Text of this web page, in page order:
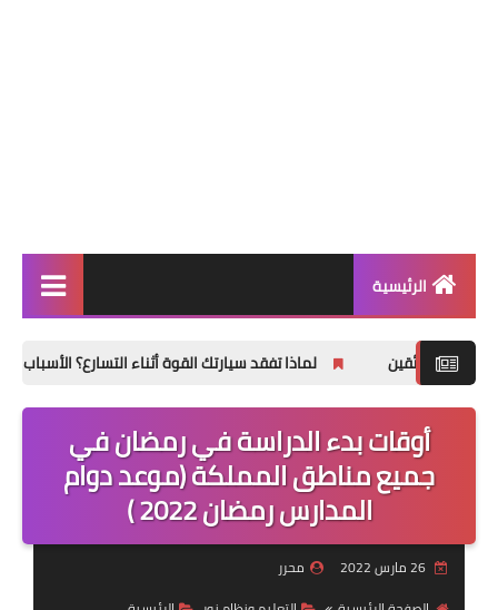
الرئيسية
ترند مصر
تطبيقات وتكنولوجيا
خدمات منصة أبشر
لماذا تفقد سيارتك القوة أثناء التسارع؟ الأسباب الأكثر شيوعًا
أوقات بدء الدراسة في رمضان في
جميع مناطق المملكة (موعد دوام
المدارس رمضان 2022 )
26 مارس 2022
محرر